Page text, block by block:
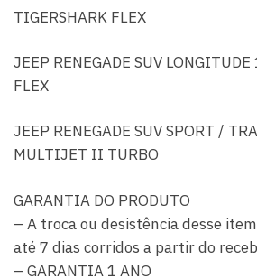
TIGERSHARK FLEX
JEEP RENEGADE SUV
FLEX
JEEP RENEGADE SUV SPORT /
MULTIJET II TURBO
GARANTIA DO PRODUTO
– A troca ou desistência desse
até 7 dias corridos a partir do
– GARANTIA 1 ANO